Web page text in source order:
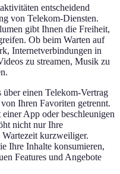
entscheidend
von Telekom-Diensten.
gibt Ihnen die Freiheit,
Ob beim Warten auf
Internetverbindungen in
zu streamen, Musik zu
einen Telekom-Vertrag
Ihren Favoriten getrennt.
App oder beschleunigen
nicht nur Ihre
kurzweiliger.
Ihre Inhalte konsumieren,
Features und Angebote